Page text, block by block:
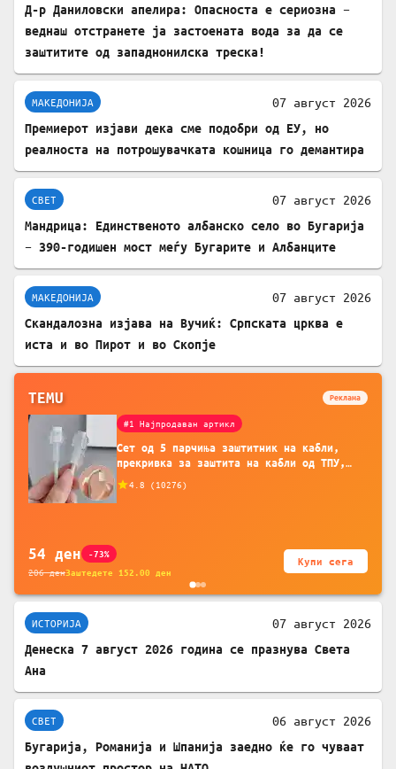
Д-р Даниловски апелира: Опасноста е сериозна –
веднаш отстранете ја застоената вода за да се
заштитите од западнонилска треска!
МАКЕДОНИЈА 07 август 2026
Премиерот изјави дека сме подобри од ЕУ, но
реалноста на потрошувачката кошница го демантира
СВЕТ 07 август 2026
Мандрица: Единственото албанско село во Бугарија
– 390-годишен мост меѓу Бугарите и Албанците
МАКЕДОНИЈА 07 август 2026
Скандалозна изјава на Вучиќ: Српската црква е
иста и во Пирот и во Скопје
TEMU Реклама
#1 Најпродаван артикл
Сет од 5 парчиња заштитник на кабли,
прекривка за заштита на кабли од ТПУ,
додатоци за заштита на кабли, без
батерија, за мобилни телефони, комплет
4.8 ( 10276)
54 ден -73%
206денЗаштедете 152.00 ден
Купи сега
ИСТОРИЈА 07 август 2026
Денеска 7 август 2026 година се празнува Света
Ана
СВЕТ 06 август 2026
Бугарија, Романија и Шпанија заедно ќе го чуваат